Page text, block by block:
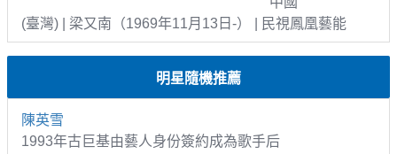
(臺灣) | 梁又南（1969年11月13日-） | 民視鳳凰藝能
明星隨機推薦
陳英雪
1993年古巨基由藝人身份簽約成為歌手后